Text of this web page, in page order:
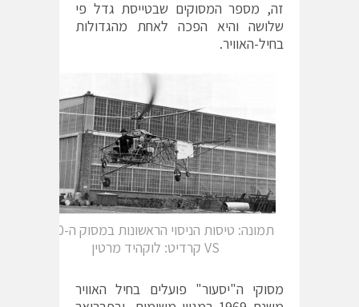
זה, מספר המסוקים שבטייסת גדל פי
שלושה והיא הפכה לאחת מהגדולות
בחיל-האוויר.
VS קרדיט: לוקהיד מרטין
מסוקי ה"יסעור" פועלים בחיל האוויר